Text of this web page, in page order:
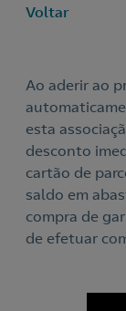
Voltar
Ao aderir ao
esta
desconto
cartão de
saldo em
compra de
de efetuar